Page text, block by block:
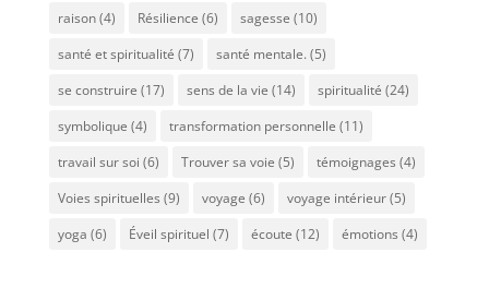
raison(4) Résilience (6) sagesse (10)
santé et spiritualité (7) santé mentale. (5)
se construire (17) sens de la vie (14) spiritualité (24)
symbolique (4) transformation personnelle (11)
travail sur soi (6) Trouver sa voie (5) témoignages (4)
Voies spirituelles (9) voyage (6) voyage intérieur(5)
yoga (6) Éveil spirituel (7) écoute (12) émotions (4)